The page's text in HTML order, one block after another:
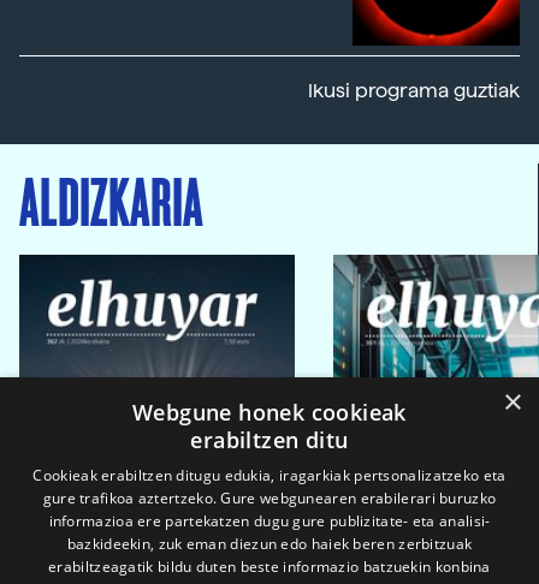
Ikusi programa guztiak
ALDIZKARIA
×
Webgune honek cookieak
erabiltzen ditu
Cookieak erabiltzen ditugu edukia, iragarkiak pertsonalizatzeko eta
gure trafikoa aztertzeko. Gure webgunearen erabilerari buruzko
informazioa ere partekatzen dugu gure publizitate- eta analisi-
bazkideekin, zuk eman diezun edo haiek beren zerbitzuak
erabiltzeagatik bildu duten beste informazio batzuekin konbina